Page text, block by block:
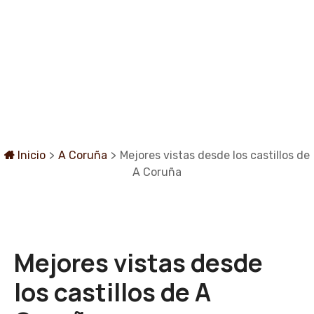
o
Inicio > A Coruña > Mejores vistas desde los castillos de
A Coruña
Mejores vistas desde
los castillos de A